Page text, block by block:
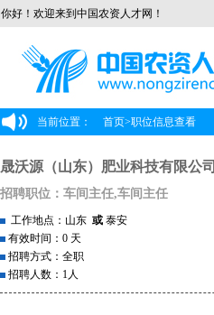
你好！欢迎来到中国农资人才网！
当前位置： 首页>职位信息查看
晟沃源（山东）肥业科技有限公司
招聘职位：车间主任,车间主任
工作地点：山东 或 泰安
有效时间：0 天
招聘方式：全职
招聘人数：1人